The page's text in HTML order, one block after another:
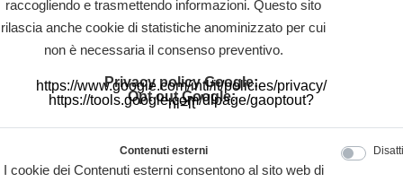
raccogliendo e trasmettendo informazioni. Questo sito
rilascia anche cookie di statistiche anominizzato per cui
non è necessaria il consenso preventivo.
Privacy policy Google:
https://www.google.com/intl/it/policies/privacy/
Opt out Google:
https://tools.google.com/dlpage/gaoptout?
hl=it
Contenuti esterni
I cookie dei Contenuti esterni consentono al sito web di